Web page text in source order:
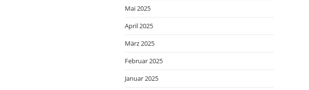
Mai 2025
April 2025
März 2025
Februar 2025
Januar 2025